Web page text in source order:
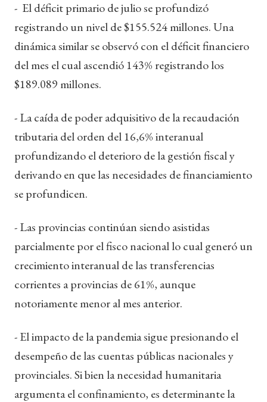
- El déficit primario de julio se profundizó
registrando un nivel de $155.524 millones. Una
dinámica similar se observó con el déficit financiero
del mes el cual ascendió 143% registrando los
$189.089 millones.
- La caída de poder adquisitivo de la recaudación
tributaria del orden del 16,6% interanual
profundizando el deterioro de la gestión fiscal y
derivando en que las necesidades de financiamiento
se profundicen.
- Las provincias continúan siendo asistidas
parcialmente por el fisco nacional lo cual generó un
crecimiento interanual de las transferencias
corrientes a provincias de 61%, aunque
notoriamente menor al mes anterior.
- El impacto de la pandemia sigue presionando el
desempeño de las cuentas públicas nacionales y
provinciales. Si bien la necesidad humanitaria
argumenta el confinamiento, es determinante la